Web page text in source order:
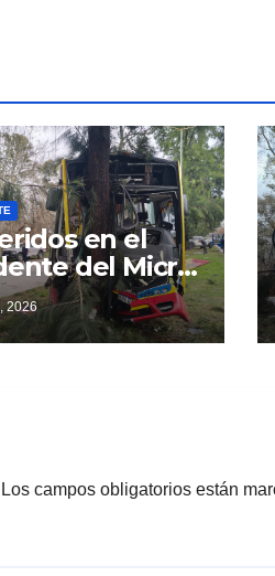
en el
del Micro
60
2026
Los campos obligatorios están